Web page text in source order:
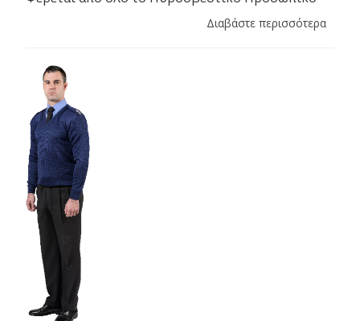
Διαβάστε περισσότερα